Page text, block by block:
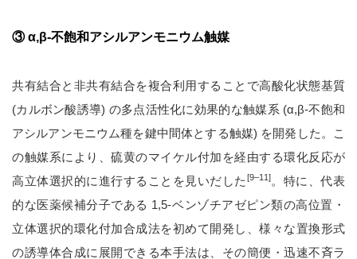
③ α,β-不飽和アシルアンモニウム触媒
共有結合と非共有結合を複合利用することで高酸化状態基質
(カルボン酸誘導) の多点活性化に効果的な触媒系 (α,β-不飽和
アシルアンモニウム種を鍵中間体とする触媒) を開発した。こ
の触媒系により、硫黄のマイケル付加を経由する環化反応が
高立体選択的に進行することを見いだした [9–11]。特に、代表
的な医薬候補分子である 1,5-ベンゾチアゼピン類の高位置・
立体選択的環化付加合成法を初めて開発し、様々な置換形式
の誘導体合成に展開できる本手法は、その簡便・迅速不斉ラ